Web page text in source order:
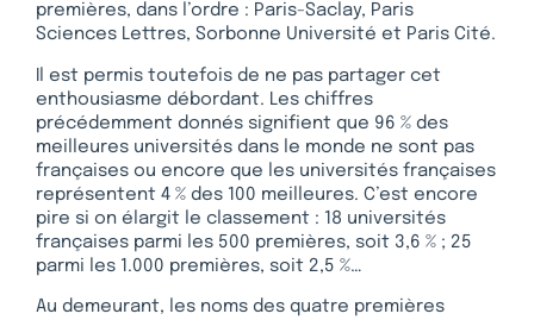
premières, dans l’ordre : Paris-Saclay, Paris
Sciences Lettres, Sorbonne Université et Paris Cité.
Il est permis toutefois de ne pas partager cet
enthousiasme débordant. Les chiffres
précédemment donnés signifient que 96 % des
meilleures universités dans le monde ne sont pas
françaises ou encore que les universités françaises
représentent 4 % des 100 meilleures. C’est encore
pire si on élargit le classement : 18 universités
françaises parmi les 500 premières, soit 3,6 % ; 25
parmi les 1.000 premières, soit 2,5 %…
Au demeurant, les noms des quatre premières